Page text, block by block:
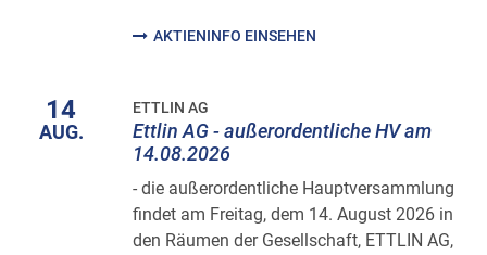
AKTIENINFO EINSEHEN
14
AUG.
ETTLIN AG
Ettlin AG - außerordentliche HV am
14.08.2026
- die außerordentliche Hauptversammlung
findet am Freitag, dem 14. August 2026 in
den Räumen der Gesellschaft, ETTLIN AG,